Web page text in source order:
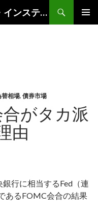
グローバルマクロ・リサーチ・インスティテュート
替相場, 債券市場
がタカ派
由
行に相当するFed（連
あるFOMC会合の結果